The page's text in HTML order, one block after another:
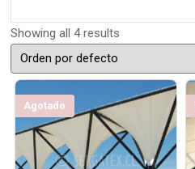
Showing all 4 results
Agotado